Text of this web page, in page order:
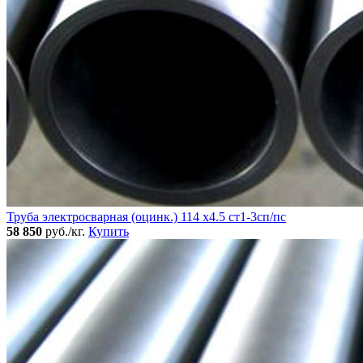
Труба электросварная (оцинк.) 114 х4.5 ст1-3сп/пс
58 850 руб./кг. Купить